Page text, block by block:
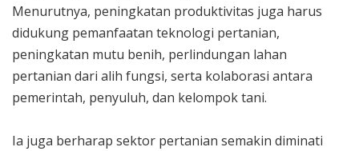
Menurutnya, peningkatan produktivitas juga harus
didukung pemanfaatan teknologi pertanian,
peningkatan mutu benih, perlindungan lahan
pertanian dari alih fungsi, serta kolaborasi antara
pemerintah, penyuluh, dan kelompok tani.
Ia juga berharap sektor pertanian semakin diminati